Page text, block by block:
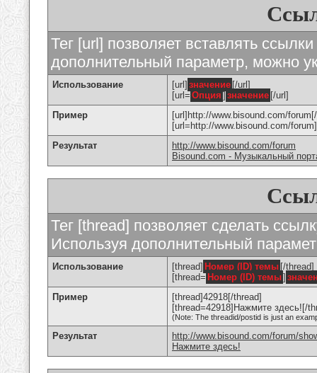
Тег [url] позволяет вставлять
дополнительный параметр, можно
Использование [url] значение [/url]
[url= Опция ] значение [/url]
Пример
[url]http://www.bisound.com/
[url=http://www.bisound.com/
Результат
http://www.bisound.com/forum
Bisound.com - Музыкальный
Тег [thread] позволяет сделать
Используя дополнительный
Использование [thread] Номер (ID) темы [/thread]
[thread= Номер (ID) темы]
Пример
[thread]42918[/thread]
[thread=42918]Нажмите здесь![/
(Note: The threadid/postid is just an
Результат
http://www.bisound.com/forum/
Нажмите здесь!